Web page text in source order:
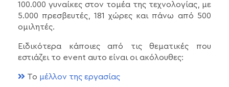
100.000 γυναίκες στον τομέα της τεχνολογίας, με
5.000 πρεσβευτές, 181 χώρες και πάνω από 500
ομιλητές.
Ειδικότερα κάποιες από τις θεματικές που
εστιάζει το event αυτο είναι οι ακόλουθες:
Το μέλλον της εργασίας